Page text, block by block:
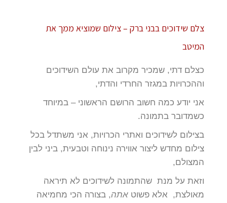
צלם שידוכים בבני ברק – צילום שמוציא ממך את
המיטב
כצלם דתי, שמכיר מקרוב את עולם השידוכים
וההכרויות במגזר החרדי והדתי,
אני יודע כמה חשוב הרושם הראשוני – במיוחד
כשמדובר בתמונה.
בצילום לשידוכים ואתרי הכרויות, אני משתדל בכל
צילום מחדש ליצור אווירה נינוחה וטבעית, ביני לבין
המצולם,
וזאת על מנת שהתמונה לשידוכים לא תיראה
מאולצת, אלא פשוט אתה, בצורה הכי מחמיאה